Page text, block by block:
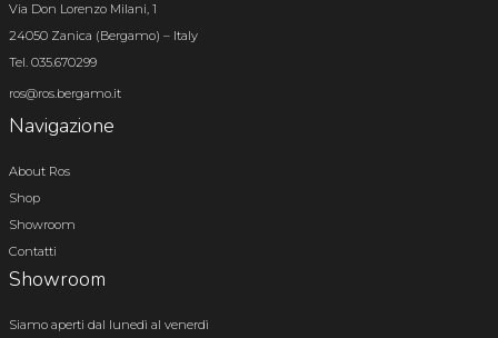
Via Don Lorenzo Milani, 1
24050 Zanica (Bergamo) – Italy
Tel. 035.670299
ros@ros.bergamo.it
Navigazione
About Ros
Shop
Showroom
Contatti
Showroom
Siamo aperti dal lunedì al venerdì